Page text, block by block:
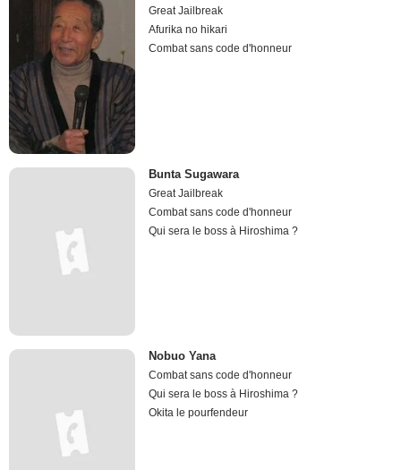
Great Jailbreak
Afurika no hikari
Combat sans code d'honneur
Bunta Sugawara
Great Jailbreak
Combat sans code d'honneur
Qui sera le boss à Hiroshima ?
Nobuo Yana
Combat sans code d'honneur
Qui sera le boss à Hiroshima ?
Okita le pourfendeur